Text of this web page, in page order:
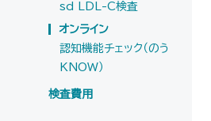
sd LDL-C検査
オンライン
認知機能チェック（のう
KNOW）
検査費用